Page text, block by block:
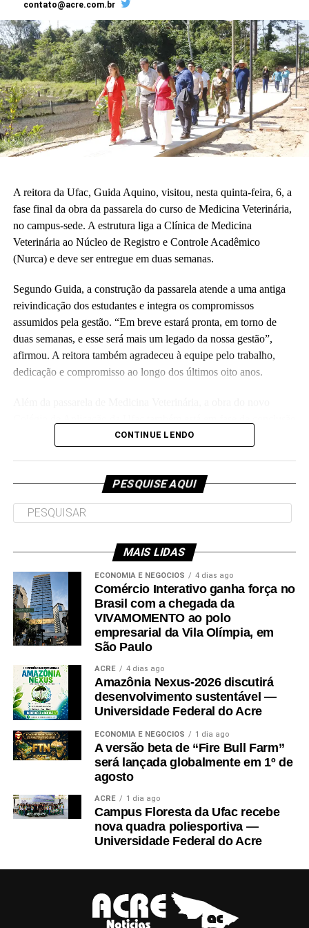
construção existe, é uma construção adequada à nossa realidade
da educação básica.”
A vice-diretora do CAp, Alessandra Perez Lima, destacou a
relevância do novo espaço para a rotina pedagógica e acadêmica.
“Muito em breve vamos deixar de ser nômades e teremos o
nosso lugar. Eu olho para cada espaço aqui e já vejo essas
crianças correndo e sendo felizes.”
Também participaram da cerimônia o pró-reitor de Planejamento,
prefeito do campus, Artesson Cruz; além de professores, técnico-
administrativos, estudantes e representantes da construtora
responsável pela obra.
(Fhagner Soares, estagiário Ascom/Ufac)
Leia Mais: UFAC
contato@acre.com.br
A reitora da Ufac, Guida Aquino, visitou, nesta quinta-feira, 6, a
fase final da obra da passarela do curso de Medicina Veterinária,
no campus-sede. A estrutura liga a Clínica de Medicina
Veterinária ao Núcleo de Registro e Controle Acadêmico
(Nurca) e deve ser entregue em duas semanas.
Segundo Guida, a construção da passarela atende a uma antiga
reivindicação dos estudantes e integra os compromissos
assumidos pela gestão. “Em breve estará pronta, em torno de
duas semanas, e esse será mais um legado da nossa gestão”,
afirmou. A reitora também agradeceu à equipe pelo trabalho,
dedicação e compromisso ao longo dos últimos oito anos.
e deve ser entregue em breve.CONTINUE LENDO
PESQUISE AQUI
MAIS LIDAS
ECONOMIA E NEGÓCIOS 4 dias ago
Comércio Interativo ganha força no
Brasil com a chegada da
VIVAMOMENTO ao polo
empresarial da Vila Olímpia, em
São Paulo
ACRE 4 dias ago
Amazônia Nexus-2026 discutirá
desenvolvimento sustentável —
Universidade Federal do Acre
ECONOMIA E NEGÓCIOS 1 dia ago
A versão beta de “Fire Bull Farm”
será lançada globalmente em 1º de
agosto
ACRE 1 dia ago
Campus Floresta da Ufac recebe
nova quadra poliesportiva —
Universidade Federal do Acre